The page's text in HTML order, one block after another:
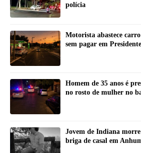
polícia
Motorista abastece
sem pagar em
Homem de 35 anos é
no rosto de mulher no
Jovem de Indiana
briga de casal em